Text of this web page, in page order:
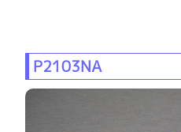
P2103NA